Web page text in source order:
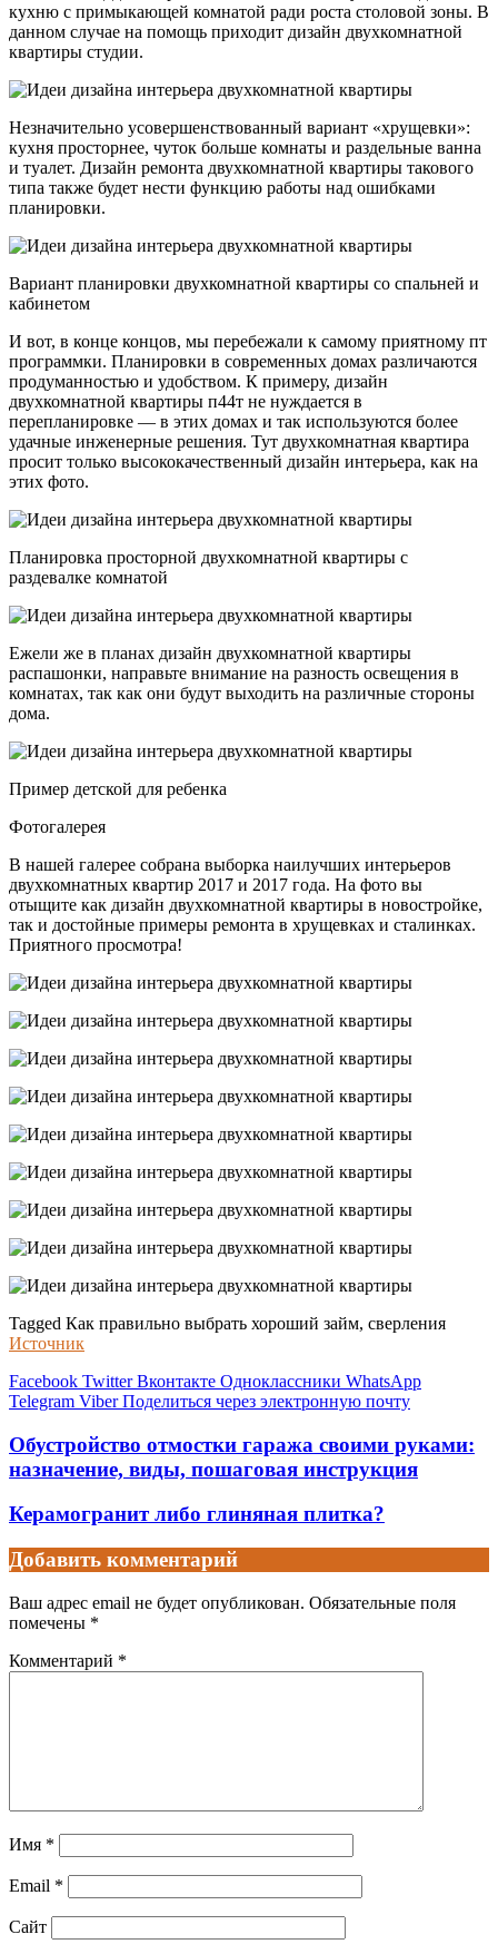
кухню с примыкающей комнатой ради роста столовой зоны. В
данном случае на помощь приходит дизайн двухкомнатной
квартиры студии.
Незначительно усовершенствованный вариант «хрущевки»:
кухня просторнее, чуток больше комнаты и раздельные ванна
и туалет. Дизайн ремонта двухкомнатной квартиры такового
типа также будет нести функцию работы над ошибками
планировки.
Вариант планировки двухкомнатной квартиры со спальней и
кабинетом
И вот, в конце концов, мы перебежали к самому приятному пт
программки. Планировки в современных домах различаются
продуманностью и удобством. К примеру, дизайн
двухкомнатной квартиры п44т не нуждается в
перепланировке — в этих домах и так используются более
удачные инженерные решения. Тут двухкомнатная квартира
просит только высококачественный дизайн интерьера, как на
этих фото.
Планировка просторной двухкомнатной квартиры с
раздевалке комнатой
Ежели же в планах дизайн двухкомнатной квартиры
распашонки, направьте внимание на разность освещения в
комнатах, так как они будут выходить на различные стороны
дома.
Пример детской для ребенка
Фотогалерея
В нашей галерее собрана выборка наилучших интерьеров
двухкомнатных квартир 2017 и 2017 года. На фото вы
отыщите как дизайн двухкомнатной квартиры в новостройке,
так и достойные примеры ремонта в хрущевках и сталинках.
Приятного просмотра!
Tagged Как правильно выбрать хороший займ, сверления
Источник
Facebook Twitter Вконтакте Одноклассники WhatsApp
Telegram Viber Поделиться через электронную почту
Обустройство отмостки гаража своими руками:
назначение, виды, пошаговая инструкция
Керамогранит либо глиняная плитка?
Добавить комментарий
Ваш адрес email не будет опубликован. Обязательные поля
помечены *
Комментарий *
Имя *
Email *
Сайт